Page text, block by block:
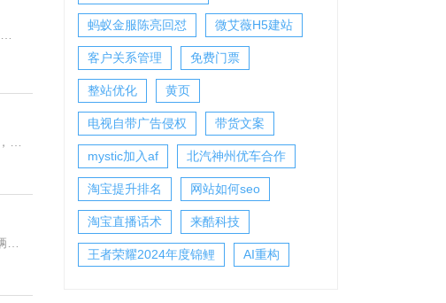
蚂蚁金服陈亮回怼 微艾薇H5建站
客户关系管理 免费门票
整站优化 黄页
电视自带广告侵权 带货文案
mystic加入af 北汽神州优车合作
淘宝提升排名 网站如何seo
淘宝直播话术 来酷科技
王者荣耀2024年度锦鲤 AI重构